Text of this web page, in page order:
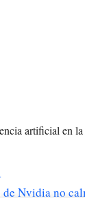
artificial en
Nvidia no